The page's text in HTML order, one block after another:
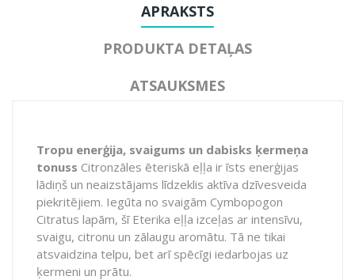
APRAKSTS
PRODUKTA DETAĻAS
ATSAUKSMES
Tropu enerģija, svaigums un dabisks ķermeņa
tonuss Citronzāles ēteriskā eļļa ir īsts enerģijas
lādiņš un neaizstājams līdzeklis aktīva dzīvesveida
piekritējiem. Iegūta no svaigām Cymbopogon
Citratus lapām, šī Eterika eļļa izceļas ar intensīvu,
svaigu, citronu un zālaugu aromātu. Tā ne tikai
atsvaidzina telpu, bet arī spēcīgi iedarbojas uz
ķermeni un prātu.